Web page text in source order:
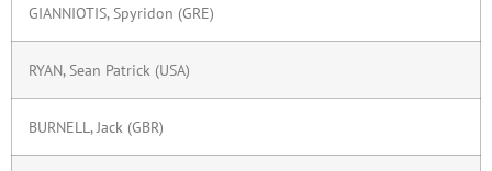
GIANNIOTIS, Spyridon (GRE)
RYAN, Sean Patrick (USA)
BURNELL, Jack (GBR)